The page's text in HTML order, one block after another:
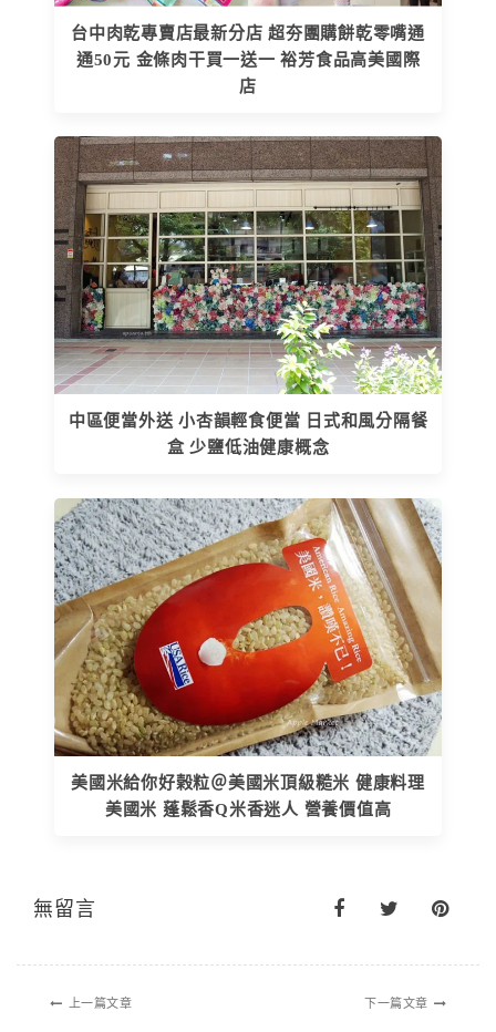
台中肉乾專賣店最新分店 超夯團購餅乾零嘴通
通50元 金條肉干買一送一 裕芳食品高美國際
店
中區便當外送 小杏韻輕食便當 日式和風分隔餐
盒 少鹽低油健康概念
美國米給你好榖粒＠美國米頂級糙米 健康料理
美國米 蓬鬆香Q米香迷人 營養價值高
無留言
上一篇文章 下一篇文章